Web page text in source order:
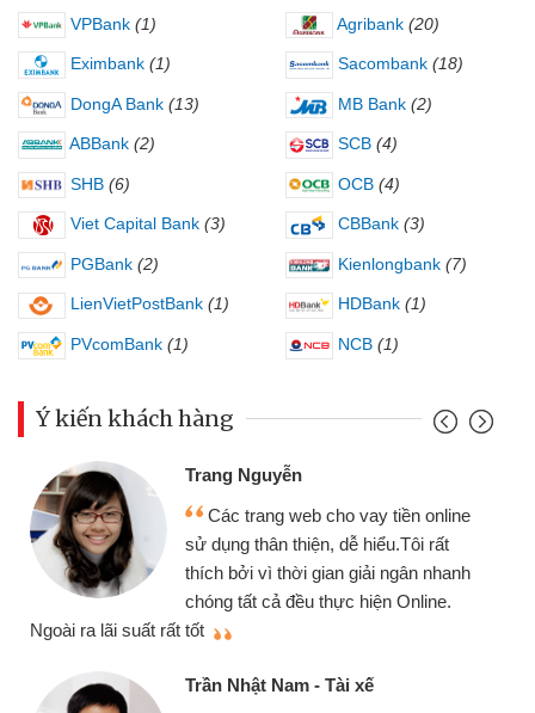
VPBank (1) Agribank (20)
Eximbank (1) Sacombank (18)
DongA Bank (13) MB Bank (2)
ABBank (2) SCB (4)
SHB (6) OCB (4)
Viet Capital Bank (3) CBBank (3)
PGBank (2) Kienlongbank (7)
LienVietPostBank (1) HDBank (1)
PVcomBank (1) NCB (1)
Ý kiến khách hàng
web cho vay tiền online
thiện, dễ hiểu.Tôi rất
gian giải ngân nhanh
thực hiện Online.
- Tài xế
chiếc xe wave
cần gặp mặt nên